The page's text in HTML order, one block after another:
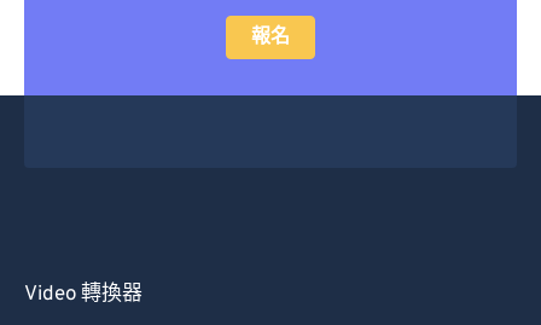
報名
Video 轉換器